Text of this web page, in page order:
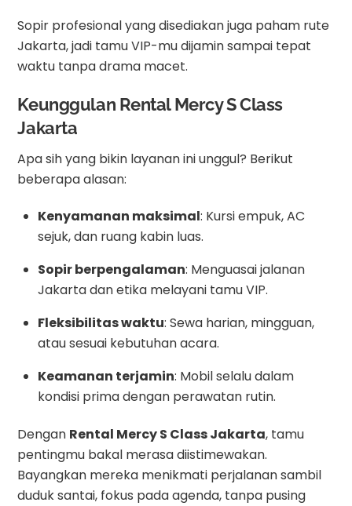
Sopir profesional yang disediakan juga paham rute
Jakarta, jadi tamu VIP-mu dijamin sampai tepat
waktu tanpa drama macet.
Keunggulan Rental Mercy S Class
Jakarta
Apa sih yang bikin layanan ini unggul? Berikut
beberapa alasan:
Kenyamanan maksimal: Kursi empuk, AC
sejuk, dan ruang kabin luas.
Sopir berpengalaman: Menguasai jalanan
Jakarta dan etika melayani tamu VIP.
Fleksibilitas waktu: Sewa harian, mingguan,
atau sesuai kebutuhan acara.
Keamanan terjamin: Mobil selalu dalam
kondisi prima dengan perawatan rutin.
Dengan Rental Mercy S Class Jakarta, tamu
pentingmu bakal merasa diistimewakan.
Bayangkan mereka menikmati perjalanan sambil
duduk santai, fokus pada agenda, tanpa pusing